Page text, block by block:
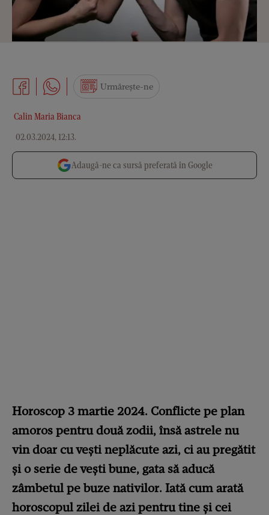
Calin Maria Bianca
02.03.2024, 12:13.
Urmărește-ne
Adaugă-ne ca sursă preferată în Google
Horoscop 3 martie 2024. Conflicte pe plan
amoros pentru două zodii, însă astrele nu
vin doar cu vești neplăcute azi, ci au pregătit
și o serie de vești bune, gata să aducă
zâmbetul pe buze nativilor. Iată cum arată
horoscopul zilei de azi pentru tine și cei